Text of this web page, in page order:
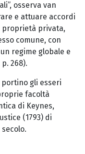
osserva van
e attuare accordi
privata,
comune, con
regime globale e
268).
portino gli esseri
facoltà
di Keynes,
(1793) di